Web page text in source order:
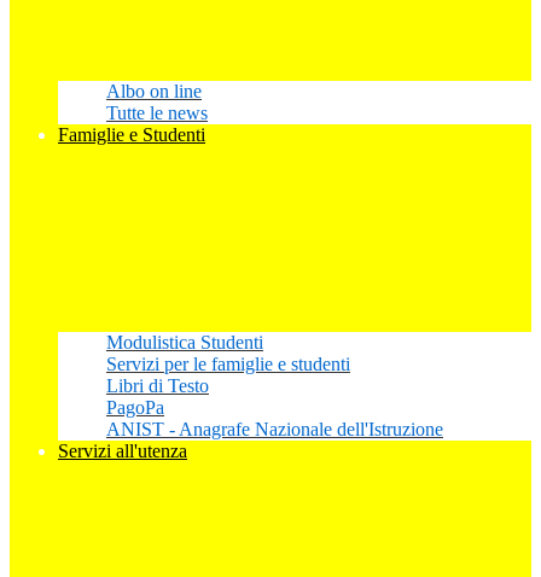
Albo on line
Tutte le news
Famiglie e Studenti
Modulistica Studenti
Servizi per le famiglie e studenti
Libri di Testo
PagoPa
ANIST - Anagrafe Nazionale dell'Istruzione
Servizi all'utenza